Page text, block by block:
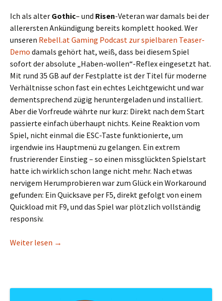
Ich als alter Gothic– und Risen-Veteran war damals bei der
allerersten Ankündigung bereits komplett hooked. Wer
unseren Rebell.at Gaming Podcast zur spielbaren Teaser-
Demo damals gehört hat, weiß, dass bei diesem Spiel
sofort der absolute „Haben-wollen“-Reflex eingesetzt hat.
Mit rund 35 GB auf der Festplatte ist der Titel für moderne
Verhältnisse schon fast ein echtes Leichtgewicht und war
dementsprechend zügig heruntergeladen und installiert.
Aber die Vorfreude währte nur kurz: Direkt nach dem Start
passierte einfach überhaupt nichts. Keine Reaktion vom
Spiel, nicht einmal die ESC-Taste funktionierte, um
irgendwie ins Hauptmenü zu gelangen. Ein extrem
frustrierender Einstieg – so einen missglückten Spielstart
hatte ich wirklich schon lange nicht mehr. Nach etwas
nervigem Herumprobieren war zum Glück ein Workaround
gefunden: Ein Quicksave per F5, direkt gefolgt von einem
Quickload mit F9, und das Spiel war plötzlich vollständig
responsiv.
Weiter lesen Wenn „Herr Mannelig“ wieder erklingt – Gothic 1
→